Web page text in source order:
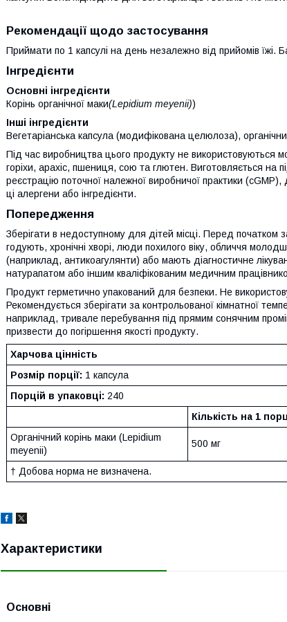
Рекомендації щодо застосування
Приймати по 1 капсулі на день незалежно від прийомів їжі.
Інгредієнти
Основні інгредієнти
Корінь органічної маки(Lepidium meyenii))
Інші інгредієнти
Вегетаріанська капсула (модифікована целюлоза),
Під час виробництва цього продукту не використовуються
горіхи, арахіс, пшениця, сою та глютен. Виготовляється на
реєстрацію поточної належної виробничої практики
ці алергени або інгредієнти.
Попередження
Зберігати в недоступному для дітей місці. Перед початком
годують, хронічні хворі, люди похилого віку, обличчя
(наприклад, антикоагулянти) або мають діагностичне
натурапатом або іншим кваліфікованим медичним
Продукт герметично упакований для безпеки. Не
Рекомендується зберігати за контрольованої кімнатної
наприклад, тривале перебування під прямим сонячним
призвести до погіршення якості продукту.
Харчова цінність
Розмір порції: 1 капсула
Порцій в упаковці: 240
Кількість на 1
Органічний корінь маки (Lepidium
meyenii)
500 мг
† Добова норма не визначена.
Характеристики
Основні